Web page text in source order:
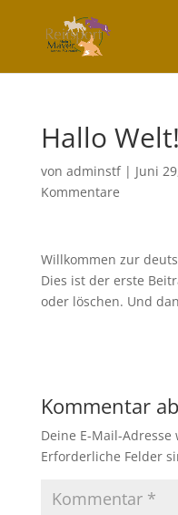
Hallo Welt!
von adminstf| Juni
Kommentare
Willkommen zur
Dies ist der erste
oder löschen. Und
Kommentar
Deine E-Mail-
Erforderliche Felder